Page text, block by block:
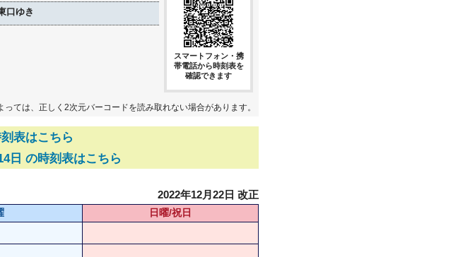
口ゆき
スマートフォン・携
帯電話から時刻表を
確認できます
ては、正しく2次元バーコードを読み取れない場合があります。
表はこちら
日 の時刻表はこちら
2022年12月22日 改正
日曜/祝日